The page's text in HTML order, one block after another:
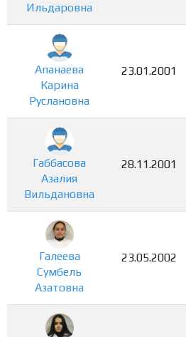
Ильдаровна
Апанаева
Карина
Руслановна
23.01.2001
Габбасова
Азалия
Вильдановна
28.11.2001
Галеева
Сумбель
Азатовна
23.05.2002